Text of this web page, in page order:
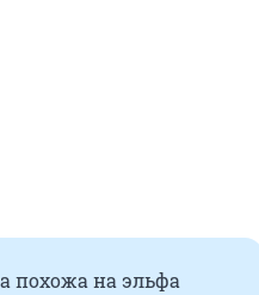
похожа на эльфа